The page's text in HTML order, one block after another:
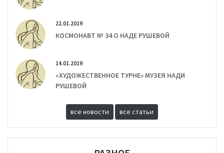
22.01.2019
КОСМОНАВТ № 34 О НАДЕ РУШЕВОЙ
14.01.2019
«ХУДОЖЕСТВЕННОЕ ТУРНЕ» МУЗЕЯ НАДИ
РУШЕВОЙ
все новости все статьи